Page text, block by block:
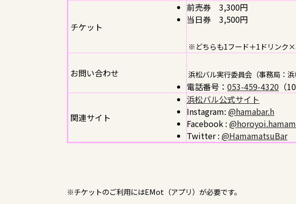
チケット
前売券 3,300円
当日券 3,500円
※どちらも1フード＋1ドリンク
お問い合わせ 浜松バル実行委員会（事務局：浜
電話番号： 053-459-4320 （
関連サイト
浜松バル公式サイト
Instagram: @hamabar.h
Facebook :
Twitter : @HamamatsuBar
※チケットのご利用にはEMot（アプリ）が必要です。